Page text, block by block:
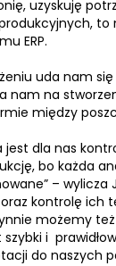
uzyskuję
to
ERP.
uda nam
nam na
między
jest dla nas
bo każda
– wylicza
kontrolę ich
możemy
i
do naszych